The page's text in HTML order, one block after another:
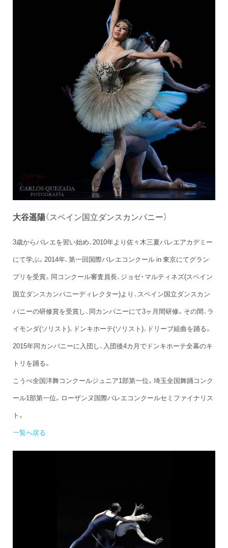
大谷遥陽（スペイン国立ダンスカンパニー）
3歳からバレエを習い始め、2010年より佐々木三夏バレエアカデミー
にて学ぶ。2014年、第一回国際バレエコンクール in 東京にてグラン
プリを受賞。同コンクール審査員長、ジョゼ・マルティネズ(スペイン
国立ダンスカンパニーディレクター)より、スペイン国立ダンスカン
パニーの研修賞を受賞し、同カンパニーにて3ヶ月間研修。その間、ラ
イモンダ(ソリスト)、ドンキホーテ(ソリスト)、ドリーブ組曲を踊る。
2015年同カンパニーに入団し、入団後4カ月でドンキホーテ全幕のキ
トリを踊る。
こうべ全国洋舞コンクールジュニア1部第一位。埼玉全国舞踊コンク
ール1部第一位。ローザンヌ国際バレエコンクールセミファイナリス
ト。
一覧へ戻る